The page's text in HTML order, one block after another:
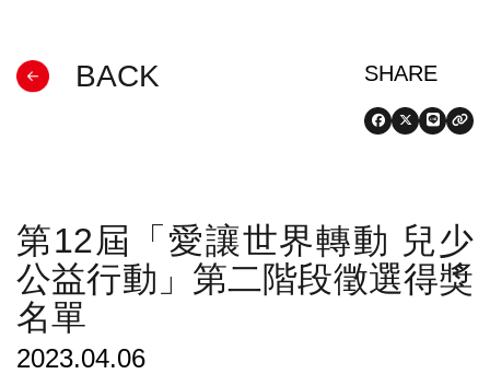
BACK
第12屆「愛讓世界轉動 兒少
公益行動」第二階段徵選得獎
名單
2023.04.06